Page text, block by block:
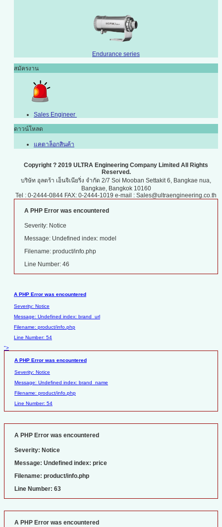
Endurance series
สมัครงาน
Sales Engineer
ดาวน์โหลด
แคตาล็อกสินค้า
Copyright ? 2019 ULTRA Engineering Company Limited All Rights
Reserved.
บริษัท อุลตร้า เอ็นจิเนียริ่ง จำกัด 2/7 Soi Mooban Settakit 6, Bangkae nua,
Bangkae, Bangkok 10160
Tel : 0-2444-0844 FAX: 0-2444-1019 e-mail : Sales@ultraengineering.co.th
A PHP Error was encountered
Severity: Notice
Message: Undefined index: model
Filename: product/info.php
Line Number: 46
A PHP Error was encountered
Severity: Notice
Message: Undefined index: brand_url
Filename: product/info.php
Line Number: 54
">
A PHP Error was encountered
Severity: Notice
Message: Undefined index: brand_name
Filename: product/info.php
Line Number: 54
A PHP Error was encountered
Severity: Notice
Message: Undefined index: price
Filename: product/info.php
Line Number: 63
A PHP Error was encountered